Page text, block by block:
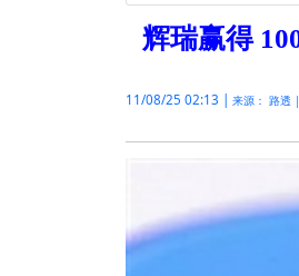
辉瑞赢得
11/08/25 02:13 | 来源： 路透 |